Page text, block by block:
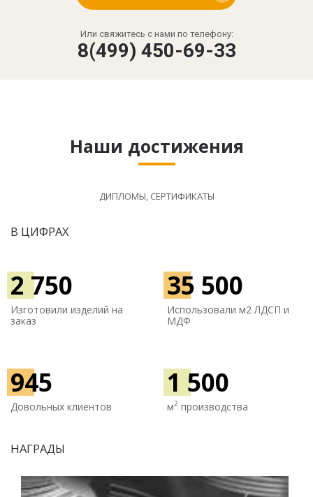
Или свяжитесь с нами по телефону:
8(499) 450-69-33
Наши достижения
ДИПЛОМЫ, СЕРТИФИКАТЫ
В ЦИФРАХ
2 750
Изготовили изделий на
заказ
35 500
Использовали м2 ЛДСП и
МДФ
945
Довольных клиентов
1 500
м2 производства
НАГРАДЫ